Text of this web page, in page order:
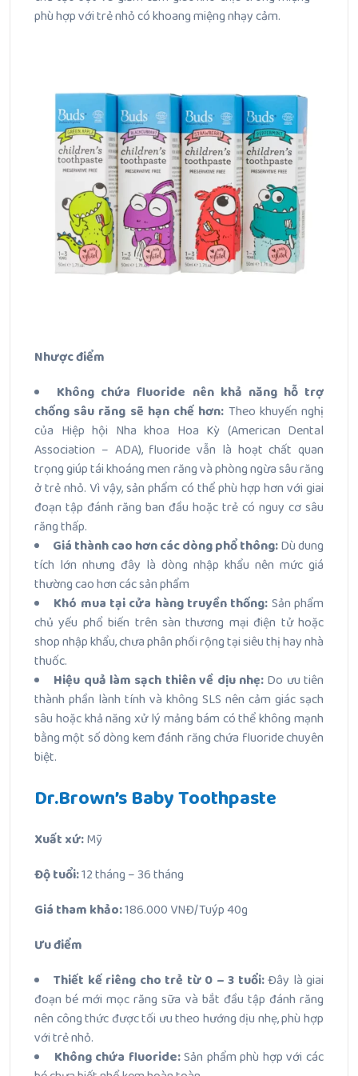
phù hợp với trẻ nhỏ có khoang miệng nhạy cảm.
Nhược điểm
Không chứa fluoride nên khả năng hỗ trợ
chống sâu răng sẽ hạn chế hơn: Theo khuyến nghị
của Hiệp hội Nha khoa Hoa Kỳ (American Dental
Association – ADA), fluoride vẫn là hoạt chất quan
trọng giúp tái khoáng men răng và phòng ngừa sâu răng
ở trẻ nhỏ. Vì vậy, sản phẩm có thể phù hợp hơn với giai
đoạn tập đánh răng ban đầu hoặc trẻ có nguy cơ sâu
răng thấp.
Giá thành cao hơn các dòng phổ thông:Dù dung
tích lớn nhưng đây là dòng nhập khẩu nên mức giá
thường cao hơn các sản phẩm
Khó mua tại cửa hàng truyền thống: Sản phẩm
chủ yếu phổ biến trên sàn thương mại điện tử hoặc
shop nhập khẩu, chưa phân phối rộng tại siêu thị hay nhà
thuốc.
Hiệu quả làm sạch thiên về dịu nhẹ:Do ưu tiên
thành phần lành tính và không SLS nên cảm giác sạch
sâu hoặc khả năng xử lý mảng bám có thể không mạnh
bằng một số dòng kem đánh răng chứa fluoride chuyên
biệt.
Dr.Brown’s Baby Toothpaste
Xuất xứ:Mỹ
Độ tuổi:12 tháng – 36 tháng
Giá tham khảo:186.000 VNĐ/Tuýp 40g
Ưu điểm
Thiết kế riêng cho trẻ từ 0 – 3 tuổi:Đây là giai
đoạn bé mới mọc răng sữa và bắt đầu tập đánh răng
nên công thức được tối ưu theo hướng dịu nhẹ, phù hợp
với trẻ nhỏ.
Không chứa fluoride:Sản phẩm phù hợp với các